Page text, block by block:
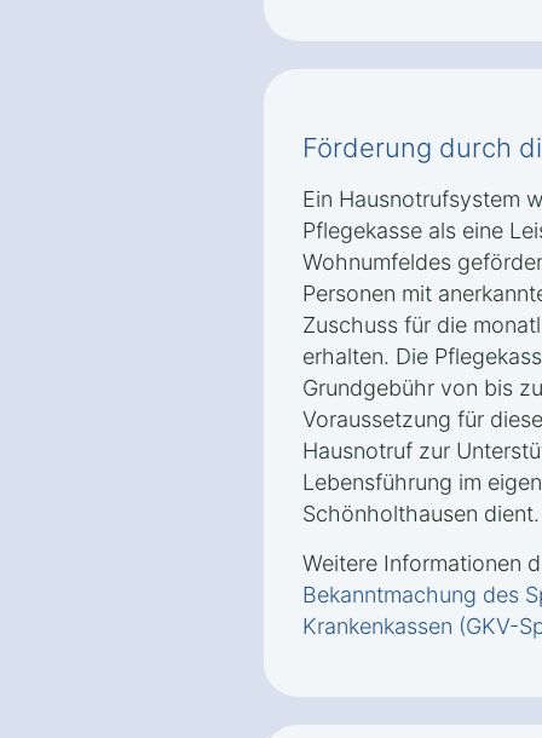
Förderung durch
Ein Hausnotrufsystem
Pflegekasse als eine
Wohnumfeldes
Personen mit
Zuschuss für die
erhalten. Die
Grundgebühr von bis
Voraussetzung für
Hausnotruf zur
Lebensführung im
Schönholthausen dient.
Weitere Informationen
Bekanntmachung des
Krankenkassen (GKV-